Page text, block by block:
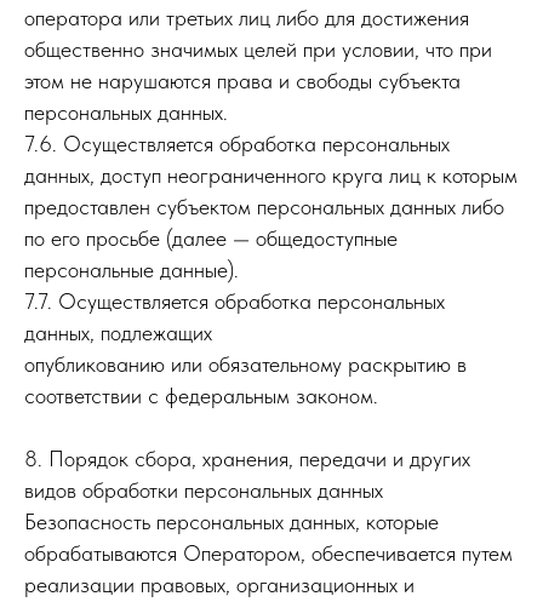
оператора или третьих лиц либо для достижения
общественно значимых целей при условии, что при
этом не нарушаются права и свободы субъекта
персональных данных.
7.6. Осуществляется обработка персональных
данных, доступ неограниченного круга лиц к которым
предоставлен субъектом персональных данных либо
по его просьбе (далее — общедоступные
персональные данные).
7.7. Осуществляется обработка персональных
данных, подлежащих
опубликованию или обязательному раскрытию в
соответствии с федеральным законом.
8. Порядок сбора, хранения, передачи и других
видов обработки персональных данных
Безопасность персональных данных, которые
обрабатываются Оператором, обеспечивается путем
реализации правовых, организационных и